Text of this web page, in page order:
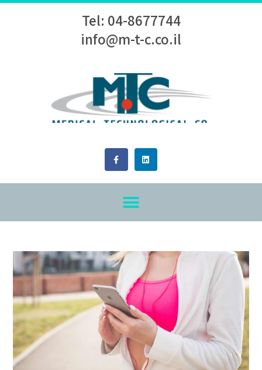
Tel: 04-8677744
info@m-t-c.co.il